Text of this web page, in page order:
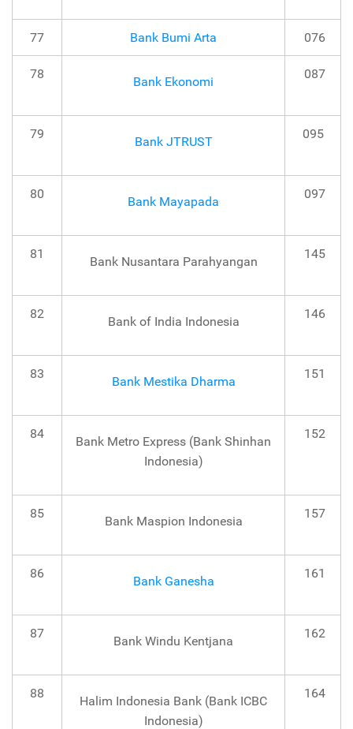
77 Bank Bumi Arta 076
78
Bank Ekonomi
087
79
Bank JTRUST
095
80
Bank Mayapada
097
81
Bank Nusantara Parahyangan
145
82
Bank of India Indonesia
146
83
Bank Mestika Dharma
151
84
Bank Metro Express (Bank Shinhan
Indonesia)
152
85
Bank Maspion Indonesia
157
86
Bank Ganesha
161
87
Bank Windu Kentjana
162
88
Halim Indonesia Bank (Bank ICBC
Indonesia)
164